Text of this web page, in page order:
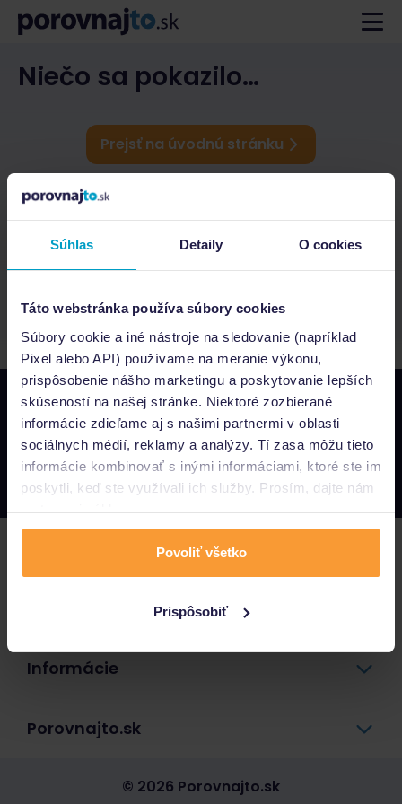
Súhlas Detaily O cookies
Táto webstránka používa súbory cookies
Súbory cookie a iné nástroje na sledovanie (napríklad
Pixel alebo API) používame na meranie výkonu,
prispôsobenie nášho marketingu a poskytovanie lepších
skúseností na našej stránke. Niektoré zozbierané
informácie zdieľame aj s našimi partnermi v oblasti
sociálnych médií, reklamy a analýzy. Tí zasa môžu tieto
informácie kombinovať s inými informáciami, ktoré ste im
poskytli, keď ste využívali ich služby. Prosím, dajte nám
na to svoj súhlas.
Povoliť všetko
Prispôsobiť
Niečo sa pokazilo…
Prejsť na úvodnú stránku
Napíšte nám
info@porovnajto.sk
Zavolajte nám
0800 400 300
Informácie
Porovnajto.sk
© 2026 Porovnajto.sk